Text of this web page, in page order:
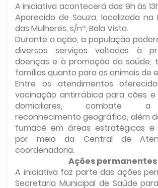
A iniciativa acontecerá das 9h às
Aparecido de Souza, localizada na
das Mulheres, s/nº, Bela Vista.
Durante a ação, a população
diversos serviços voltados à
doenças e à promoção da saúde,
famílias quanto para os animais de
Entre os atendimentos
vacinação antirrábica para cães e
domiciliares, combate a
reconhecimento geográfico, além
fumacê em áreas estratégicas e
por meio da Central de
coordenadoria.
Ações permanentes
A iniciativa faz parte das ações
Secretaria Municipal de Saúde